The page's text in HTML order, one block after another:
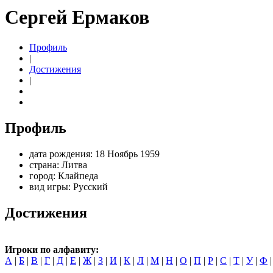
Сергей Ермаков
Профиль
|
Достижения
|
Профиль
дата рождения: 18 Ноябрь 1959
страна: Литва
город: Клайпеда
вид игры: Русский
Достижения
Игроки по алфавиту:
А | Б | В | Г | Д | Е | Ж | З | И | К | Л | М | Н | О | П | Р | С | Т | У| Ф |